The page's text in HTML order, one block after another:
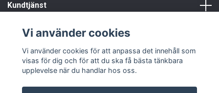
Kundtjänst
Vi använder cookies
Vi använder cookies för att anpassa det innehåll som
visas för dig och för att du ska få bästa tänkbara
upplevelse när du handlar hos oss.